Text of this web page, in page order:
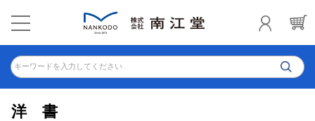
キーワードを入力してください
洋書